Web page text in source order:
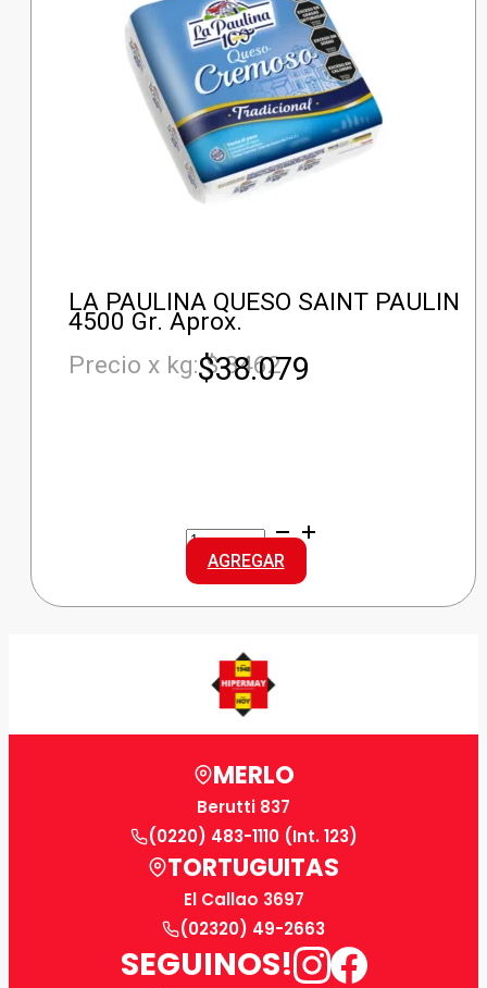
LA PAULINA QUESO SAINT PAULIN
4500 Gr. Aprox.
Precio x kg: $ 8462
$38.079
LA
PAULINA
QUESO
SAINT
PAULIN
AGREGAR
MERLO
Berutti 837
(0220) 483-1110 (Int. 123)
TORTUGUITAS
El Callao 3697
(02320) 49-2663
SEGUINOS!